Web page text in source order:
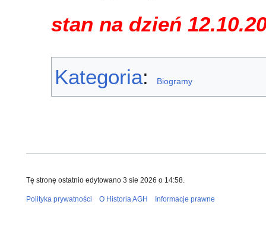
stan na dzień
Kategoria: Biogramy
Tę stronę ostatnio edytowano 3 sie 2026 o 14:58.
Polityka prywatności O Historia AGH Informacje prawne